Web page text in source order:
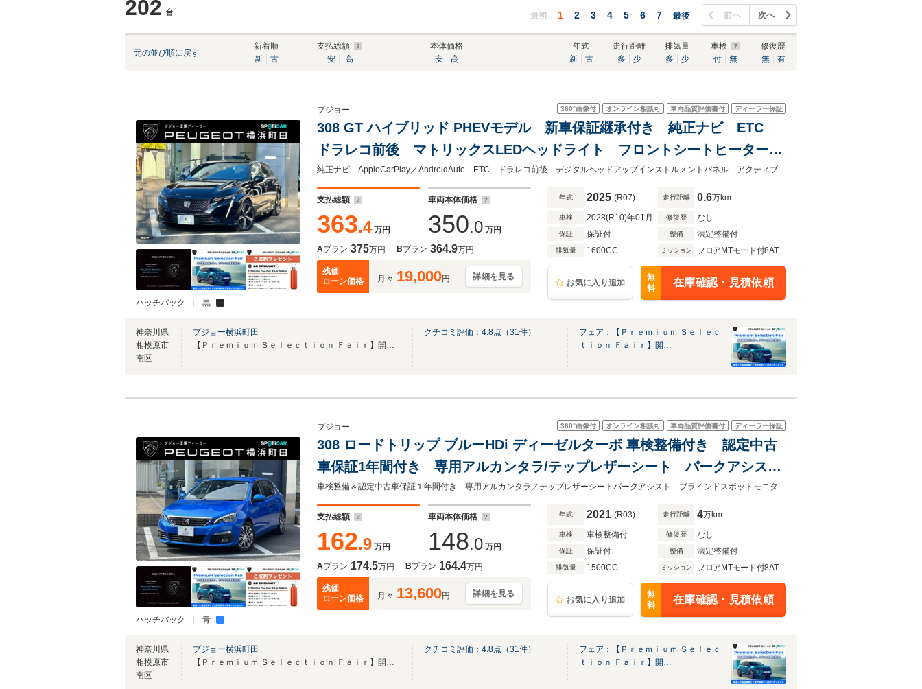
202 台 最初 1 2 3 4 5 6 7 最後 前へ 次へ
元の並び順に戻す
新着順
新
古
支払総額
安
高
本体価格
安
高
年式
新
古
走行距離
多
少
排気量
多
少
車検
付
無
修復歴
無
有
ハッチバック 黒
360°画像付 オンライン相談可 車両品質評価書付 ディーラー保証
プジョー
308 GT ハイブリッド PHEVモデル 新車保証継承付き 純正ナビ ETC
ドラレコ前後 マトリックスLEDヘッドライト フロントシートヒーター&
ステアリングヒーター アルカンタラ&テップレザーシート インテリアア
ンビエンスライト
純正ナビ AppleCarPlay／AndroidAuto ETC ドラレコ前後 デジタルヘッドアップインストルメントパネル アクティブクルーズコントロール ３６０°ビジョン 新車保証継承付き
支払総額
363.4 万円
車両本体価格
350.0 万円
Aプラン 375万円 Bプラン 364.9万円
残価
ローン価格
月々 19,000円 詳細を見る
年式 2025 (R07) 走行距離 0.6万km
車検 2028(R10)年01月 修復歴 なし
保証 保証付 整備 法定整備付
排気量 1600CC ミッション フロアMTモード付8AT
お気に入り追加
無
料
在庫確認・見積依頼
神奈川県
相模原市
南区
プジョー横浜町田
【Ｐｒｅｍｉｕｍ Ｓｅｌｅｃｔｉｏｎ Ｆａｉｒ】開催中！ご成約プレゼントもご用意★
クチコミ評価： 4.8点（31件）
フェア：【Ｐｒｅｍｉｕｍ Ｓｅｌｅｃ
ｔｉｏｎ Ｆａｉｒ】開…
ハッチバック 青
360°画像付 オンライン相談可 車両品質評価書付 ディーラー保証
プジョー
308 ロードトリップ ブルーHDi ディーゼルターボ 車検整備付き 認定中古
車保証1年間付き 専用アルカンタラ/テップレザーシート パークアシス
ト ブラインドスポットモニターシステム AppleCarPlay/AndroidAuto
フルLEDヘッドライト 16AW
車検整備＆認定中古車保証１年間付き 専用アルカンタラ／テップレザーシートパークアシスト ブラインドスポットモニター フルＬＥＤヘッドライト セーフティブレーキ １６ＡＷ
支払総額
162.9 万円
車両本体価格
148.0 万円
Aプラン 174.5万円 Bプラン 164.4万円
残価
ローン価格
月々 13,600円 詳細を見る
年式 2021 (R03) 走行距離 4万km
車検 車検整備付 修復歴 なし
保証 保証付 整備 法定整備付
排気量 1500CC ミッション フロアMTモード付8AT
お気に入り追加
無
料
在庫確認・見積依頼
神奈川県
相模原市
南区
プジョー横浜町田
【Ｐｒｅｍｉｕｍ Ｓｅｌｅｃｔｉｏｎ Ｆａｉｒ】開催中！ご成約プレゼントもご用意★
クチコミ評価： 4.8点（31件）
フェア：【Ｐｒｅｍｉｕｍ Ｓｅｌｅｃ
ｔｉｏｎ Ｆａｉｒ】開…